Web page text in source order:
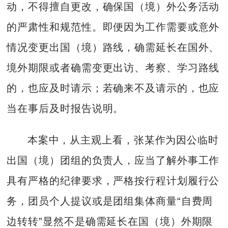
动，不得擅自更改，确保国（境）外公务活动
的严肃性和规范性。即便因为工作需要或意外
情况变更出国（境）路线，确需延长在国外、
境外期限或者确需变更出访、考察、学习路线
的，也应及时请示；若确来不及请示的，也应
当在事后及时报告说明。
本案中，从主观上看，张某作为因公临时
出国（境）团组的负责人，应当了解外事工作
具有严格的纪律要求，严格按行程计划履行公
务，团员个人提议或是团组集体商量“自费周
边转转”显然不是确需延长在国（境）外期限